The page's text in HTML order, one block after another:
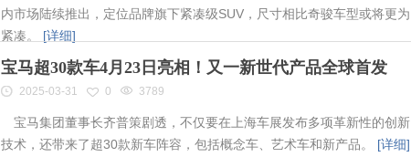
内市场陆续推出，定位品牌旗下紧凑级SUV，尺寸相比奇骏车型或将更为
紧凑。 [详细]
宝马超30款车4月23日亮相！又一新世代产品全球首发
2025-03-31 0 3789
宝马集团董事长齐普策剧透，不仅要在上海车展发布多项革新性的创新
技术，还带来了超30款新车阵容，包括概念车、艺术车和新产品。 [详细]